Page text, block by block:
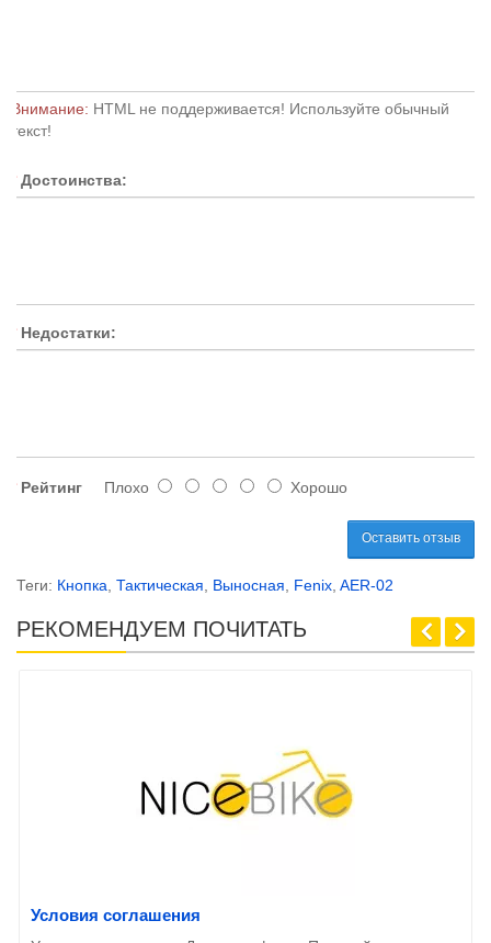
Внимание: HTML не поддерживается! Используйте обычный
текст!
Достоинства:
Недостатки:
Рейтинг Плохо Хорошо
Оставить отзыв
Теги: Кнопка Тактическая Выносная Fenix AER-02
РЕКОМЕНДУЕМ ПОЧИТАТЬ
Условия соглашения